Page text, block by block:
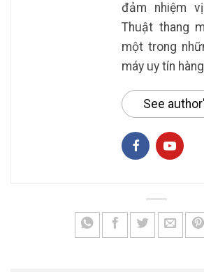
đảm nhiệm
Thuật thang
một trong
máy uy tín
See